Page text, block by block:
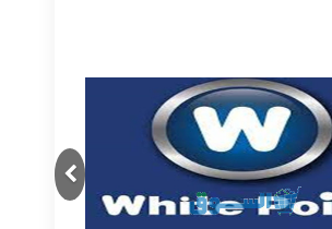
Next